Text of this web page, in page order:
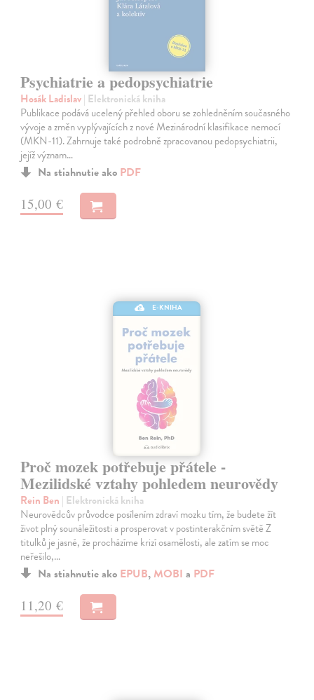
Psychiatrie a pedopsychiatrie
Hosák Ladislav| Elektronická kniha
Publikace podává ucelený přehled oboru se zohledněním současného
vývoje a změn vyplývajících z nové Mezinárodní klasifikace nemocí
(MKN-11). Zahrnuje také podrobně zpracovanou pedopsychiatrii,
jejíž význam…
Na stiahnutie ako PDF
15,00 €
E-KNIHA
Proč mozek potřebuje přátele -
Mezilidské vztahy pohledem neurovědy
Rein Ben | Elektronická kniha
Neurovědcův průvodce posílením zdraví mozku tím, že budete žít
život plný sounáležitosti a prosperovat v postinterakčním světě Z
titulků je jasné, že procházíme krizí osamělosti, ale zatím se moc
neřešilo,…
Na stiahnutie ako EPUB, MOBI a PDF
11,20 €